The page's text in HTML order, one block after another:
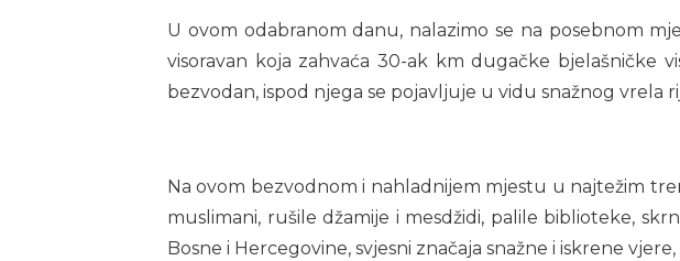
U ovom odabranom danu, nalazimo se na posebnom
visoravan koja zahvaća 30-ak km dugačke bjelašničke
bezvodan, ispod njega se pojavljuje u vidu snažnog vrela
Na ovom bezvodnom i nahladnijem mjestu u najtežim
muslimani, rušile džamije i mesdžidi, palile biblioteke,
Bosne i Hercegovine, svjesni značaja snažne i iskrene